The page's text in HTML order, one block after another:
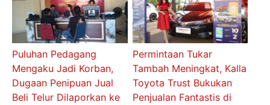
Puluhan Pedagang
Mengaku Jadi Korban,
Dugaan Penipuan Jual
Beli Telur Dilaporkan ke
Permintaan Tukar
Tambah Meningkat, Kalla
Toyota Trust Bukukan
Penjualan Fantastis di